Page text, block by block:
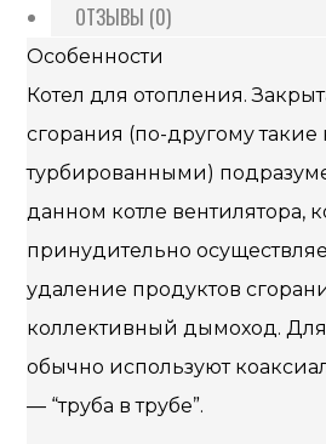
ОТЗЫВЫ (0)
Особенности
Котел для отопления.
сгорания (по-другому такие
турбированными)
данном котле вентилятора,
принудительно
удаление продуктов
коллективный дымоход. Для
обычно используют
— “труба в трубе”.